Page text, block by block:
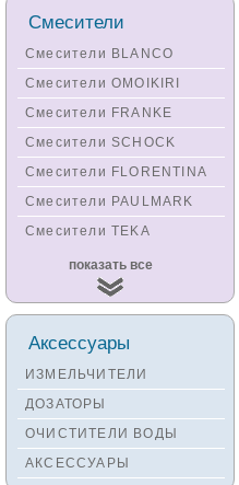
Смесители
Смесители BLANCO
Смесители OMOIKIRI
Смесители FRANKE
Смесители SCHOCK
Смесители FLORENTINA
Смесители PAULMARK
Смесители TEKA
Смесители
KUCHENSTERN
Смесители ZORG
Смесители KANTERA
Смесители SEAMAN
Смесители
Zigmund&Shtain
Смесители OULIN
показать все
Аксессуары
ИЗМЕЛЬЧИТЕЛИ
ДОЗАТОРЫ
ОЧИСТИТЕЛИ ВОДЫ
АКСЕССУАРЫ